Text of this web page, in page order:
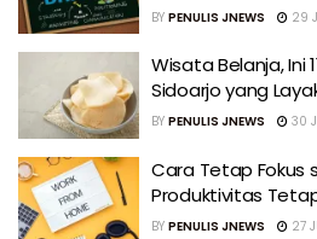
BY PENULIS JNEWS 29
Wisata Belanja, Ini
Sidoarjo yang
BY PENULIS JNEWS 30
Cara Tetap Fokus
Produktivitas
BY PENULIS JNEWS 27